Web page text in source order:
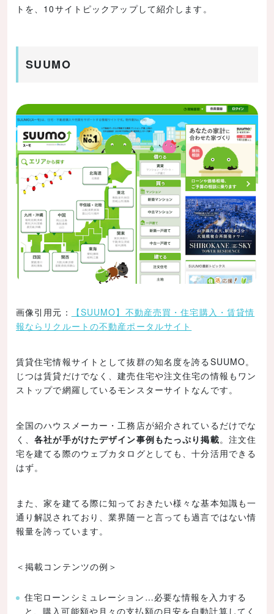
トを、10サイトピックアップして紹介します。
SUUMO
画像引用元：
【SUUMO】不動産売買・住宅購入・賃貸情
報ならリクルートの不動産ポータルサイト
賃貸住宅情報サイトとして抜群の知名度を誇るSUUMO。
じつは賃貸だけでなく、建売住宅や注文住宅の情報もワン
ストップで網羅しているモンスターサイトなんです。
全国のハウスメーカー・工務店が紹介されているだけでな
く、各社が手がけたデザイン事例もたっぷり掲載。注文住
宅を建てる際のウェブカタログとしても、十分活用できる
はず。
また、家を建てる際に知っておきたい様々な基本知識も一
通り解説されており、業界随一と言っても過言ではない情
報量を誇っています。
＜掲載コンテンツの例＞
住宅ローンシミュレーション…必要な情報を入力する
と、購入可能額や月々の支払額の目安を自動計算してく